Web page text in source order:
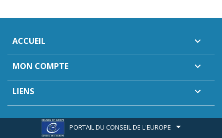
ACCUEIL 
MON COMPTE 
LIENS 
PORTAIL DU CONSEIL DE L'EUROPE